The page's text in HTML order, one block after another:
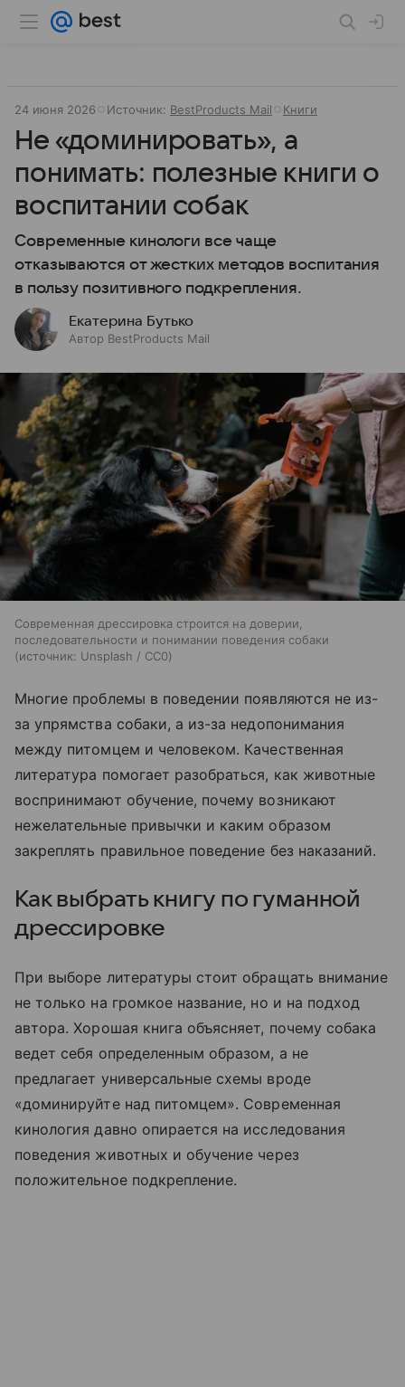
24 июня 2026 Источник: BestProducts Mail Книги
Не «доминировать», а
понимать: полезные книги о
воспитании собак
Современные кинологи все чаще
отказываются от жестких методов воспитания
в пользу позитивного подкрепления.
Екатерина Бутько
Автор BestProducts Mail
Современная дрессировка строится на доверии,
последовательности и понимании поведения собаки
источник: Unsplash / CC0
Многие проблемы в поведении появляются не из-
за упрямства собаки, а из-за недопонимания
между питомцем и человеком. Качественная
литература помогает разобраться, как животные
воспринимают обучение, почему возникают
нежелательные привычки и каким образом
закреплять правильное поведение без наказаний.
Как выбрать книгу по гуманной
дрессировке
При выборе литературы стоит обращать внимание
не только на громкое название, но и на подход
автора. Хорошая книга объясняет, почему собака
ведет себя определенным образом, а не
предлагает универсальные схемы вроде
«доминируйте над питомцем». Современная
кинология давно опирается на исследования
поведения животных и обучение через
положительное подкрепление.